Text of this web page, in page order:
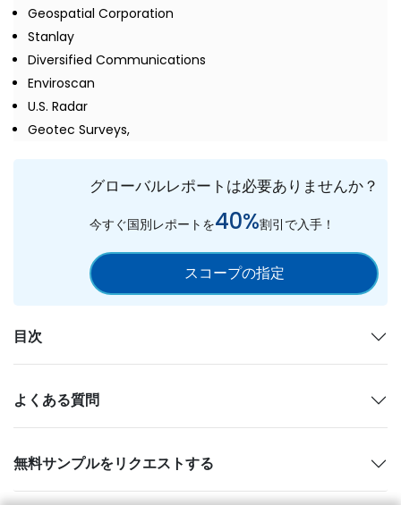
Geospatial Corporation
Stanlay
Diversified Communications
Enviroscan
U.S. Radar
Geotec Surveys,
グローバルレポートは必要ありませんか？
今すぐ国別レポートを40%割引で入手！
スコープの指定
目次
よくある質問
無料サンプルをリクエストする